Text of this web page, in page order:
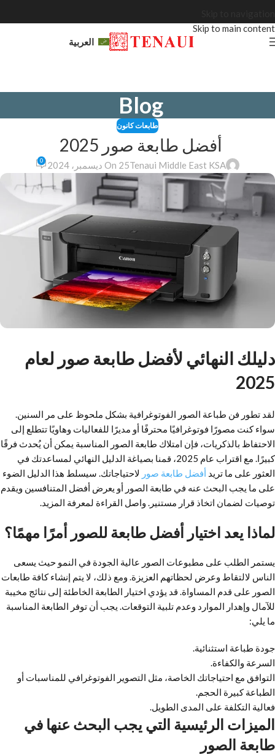
Skip to main content
العربية
Blog
طابعات كانون
أفضل طابعة صور 2025
Tenaui Middle East KSAOn 25 ديسمبر، 2024 0
دليلك النهائي لأفضل طابعة صور لعام
2025
لقد تطور فن طباعة الصور الفوتوغرافية بشكل ملحوظ على مر السنين.
سواء كنت مصورًا فوتوغرافيًا محترفًا أو مديرًا للفعاليات وهاويًا تتطلع إلى
الاحتفاظ بالذكريات، فإن امتلاك طابعة الصور المناسبة يمكن أن يُحدث فرقًا
كبيرًا. مع اقتراب عام 2025، قمنا بصياغة الدليل النهائي لمساعدتك في
العثور على ما تريد أفضل طابعة صور لاحتياجاتك. سيسلط هذا الدليل الضوء
على ما يجب البحث عنه في طابعة الصور أو يعرض أفضل المتنافسين ويقدم
توصيات لضمان اتخاذ قرار مستنير. واصل القراءة لمعرفة المزيد.
لماذا يعد اختيار أفضل طابعة للصور أمرًا مهمًا؟
يستمر الطلب على مطبوعات الصور عالية الجودة في النمو حيث يسعى
الناس لالتقاط وعرض لحظاتهم العزيزة. ومع ذلك، لا يتم إنشاء كافة طابعات
الصور على قدم المساواة. قد يؤدي اختيار الطابعة الخاطئة إلى نتائج مخيبة
للآمال وإهدار الموارد وعدم تلبية التوقعات. يجب أن توفر الطابعة المناسبة
ما يلي:
جودة طباعة استثنائية.
السرعة والكفاءة.
التوافق مع احتياجاتك الخاصة، مثل التصوير الفوتوغرافي للمناسبات أو
الطباعة كبيرة الحجم.
فعالية التكلفة على المدى الطويل.
الميزات الرئيسية التي يجب البحث عنها في
طابعة الصور